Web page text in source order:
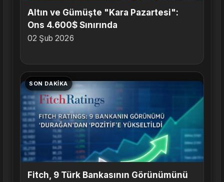
Altın ve Gümüşte "Kara Pazartesi":
Ons 4.600$ Sınırında
02 Şub 2026
SON DAKIKA
Fitch, 9 Türk Bankasının Görünümünü